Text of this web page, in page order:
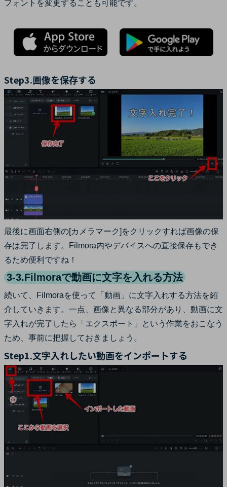
フォントを変更することも可能です。
Step3.画像を保存する
最後に画面右側の[カメラマーク]をクリックすれば画像の保
存は完了します。Filmora内やデバイスへの直接保存もでき
るため便利ですね！
3-3.Filmoraで動画に文字を入れる方法
続いて、Filmoraを使って「動画」に文字入れする方法を紹
介していきます。一点、画像と異なる部分があり、動画に文
字入れが完了したら「エクスポート」という作業をおこなう
ため、事前に把握しておきましょう。
Step1.文字入れしたい動画をインポートする